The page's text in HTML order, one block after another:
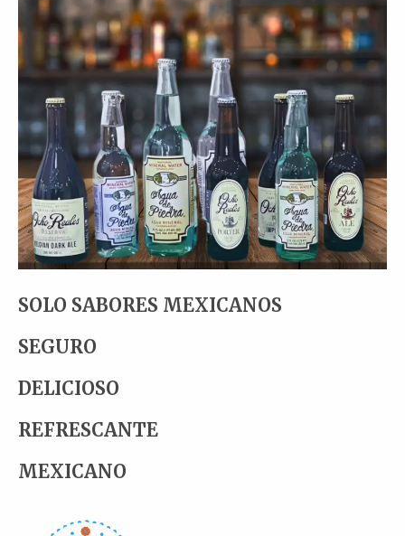
SOLO SABORES MEXICANOS
SEGURO
DELICIOSO
REFRESCANTE
MEXICANO